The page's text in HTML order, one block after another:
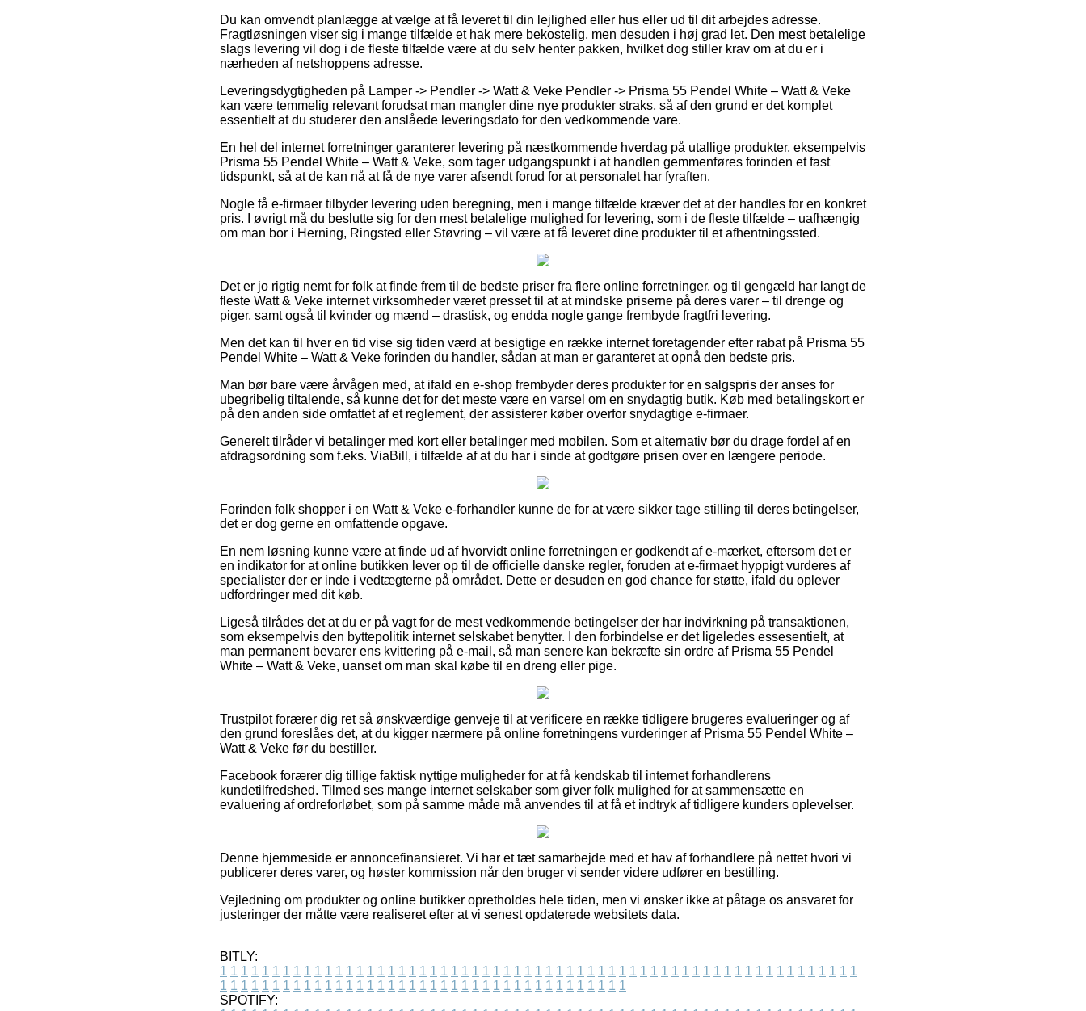
Du kan omvendt planlægge at vælge at få leveret til din lejlighed eller hus eller ud til dit arbejdes adresse.
Fragtløsningen viser sig i mange tilfælde et hak mere bekostelig, men desuden i høj grad let. Den mest betalelige
slags levering vil dog i de fleste tilfælde være at du selv henter pakken, hvilket dog stiller krav om at du er i
nærheden af netshoppens adresse.
Leveringsdygtigheden på Lamper -> Pendler -> Watt & Veke Pendler -> Prisma 55 Pendel White – Watt & Veke
kan være temmelig relevant forudsat man mangler dine nye produkter straks, så af den grund er det komplet
essentielt at du studerer den anslåede leveringsdato for den vedkommende vare.
En hel del internet forretninger garanterer levering på næstkommende hverdag på utallige produkter, eksempelvis
Prisma 55 Pendel White – Watt & Veke, som tager udgangspunkt i at handlen gemmenføres forinden et fast
tidspunkt, så at de kan nå at få de nye varer afsendt forud for at personalet har fyraften.
Nogle få e-firmaer tilbyder levering uden beregning, men i mange tilfælde kræver det at der handles for en konkret
pris. I øvrigt må du beslutte sig for den mest betalelige mulighed for levering, som i de fleste tilfælde – uafhængig
om man bor i Herning, Ringsted eller Støvring – vil være at få leveret dine produkter til et afhentningssted.
Det er jo rigtig nemt for folk at finde frem til de bedste priser fra flere online forretninger, og til gengæld har langt de
fleste Watt & Veke internet virksomheder været presset til at at mindske priserne på deres varer – til drenge og
piger, samt også til kvinder og mænd – drastisk, og endda nogle gange frembyde fragtfri levering.
Men det kan til hver en tid vise sig tiden værd at besigtige en række internet foretagender efter rabat på Prisma 55
Pendel White – Watt & Veke forinden du handler, sådan at man er garanteret at opnå den bedste pris.
Man bør bare være årvågen med, at ifald en e-shop frembyder deres produkter for en salgspris der anses for
ubegribelig tiltalende, så kunne det for det meste være en varsel om en snydagtig butik. Køb med betalingskort er
på den anden side omfattet af et reglement, der assisterer køber overfor snydagtige e-firmaer.
Generelt tilråder vi betalinger med kort eller betalinger med mobilen. Som et alternativ bør du drage fordel af en
afdragsordning som f.eks. ViaBill, i tilfælde af at du har i sinde at godtgøre prisen over en længere periode.
Forinden folk shopper i en Watt & Veke e-forhandler kunne de for at være sikker tage stilling til deres betingelser,
det er dog gerne en omfattende opgave.
En nem løsning kunne være at finde ud af hvorvidt online forretningen er godkendt af e-mærket, eftersom det er
en indikator for at online butikken lever op til de officielle danske regler, foruden at e-firmaet hyppigt vurderes af
specialister der er inde i vedtægterne på området. Dette er desuden en god chance for støtte, ifald du oplever
udfordringer med dit køb.
Ligeså tilrådes det at du er på vagt for de mest vedkommende betingelser der har indvirkning på transaktionen,
som eksempelvis den byttepolitik internet selskabet benytter. I den forbindelse er det ligeledes essesentielt, at
man permanent bevarer ens kvittering på e-mail, så man senere kan bekræfte sin ordre af Prisma 55 Pendel
White – Watt & Veke, uanset om man skal købe til en dreng eller pige.
Trustpilot forærer dig ret så ønskværdige genveje til at verificere en række tidligere brugeres evalueringer og af
den grund foreslåes det, at du kigger nærmere på online forretningens vurderinger af Prisma 55 Pendel White –
Watt & Veke før du bestiller.
Facebook forærer dig tillige faktisk nyttige muligheder for at få kendskab til internet forhandlerens
kundetilfredshed. Tilmed ses mange internet selskaber som giver folk mulighed for at sammensætte en
evaluering af ordreforløbet, som på samme måde må anvendes til at få et indtryk af tidligere kunders oplevelser.
Denne hjemmeside er annoncefinansieret. Vi har et tæt samarbejde med et hav af forhandlere på nettet hvori vi
publicerer deres varer, og høster kommission når den bruger vi sender videre udfører en bestilling.
Vejledning om produkter og online butikker opretholdes hele tiden, men vi ønsker ikke at påtage os ansvaret for
justeringer der måtte være realiseret efter at vi senest opdaterede websitets data.
BITLY:
1 1 1 1 1 1 1 1 1 1 1 1 1 1 1 1 1 1 1 1 1 1 1 1 1 1 1 1 1 1 1 1 1 1 1 1 1 1 1 1 1 1 1 1 1 1 1 1 1 1 1 1 1 1 1 1 1 1 1 1 1
1 1 1 1 1 1 1 1 1 1 1 1 1 1 1 1 1 1 1 1 1 1 1 1 1 1 1 1 1 1 1 1 1 1 1 1 1 1 1
SPOTIFY: